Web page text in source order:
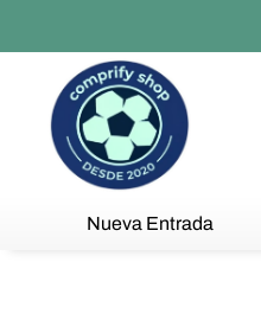
al
contenido
Nueva Entrada